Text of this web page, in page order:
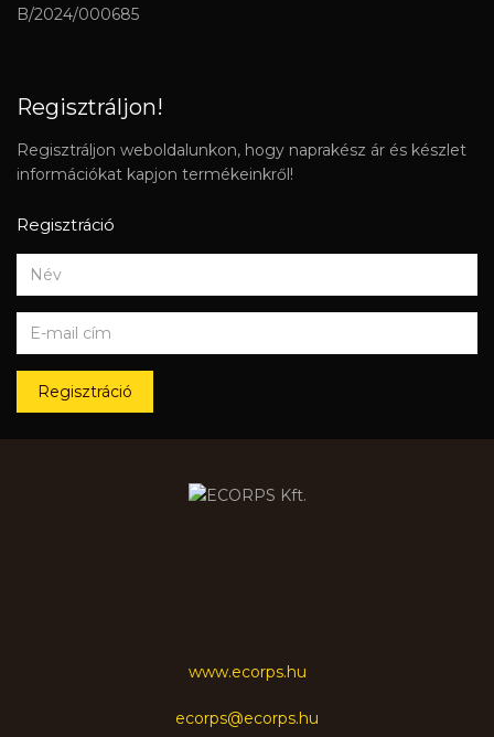
B/2024/000685
Regisztráljon!
Regisztráljon weboldalunkon, hogy naprakész ár és készlet
információkat kapjon termékeinkről!
Regisztráció
Regisztráció
www.ecorps.hu
ecorps@ecorps.hu